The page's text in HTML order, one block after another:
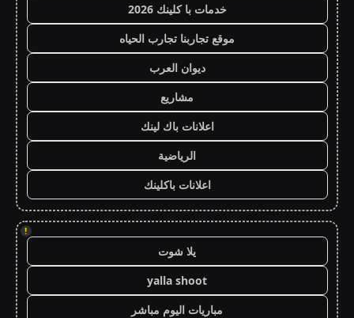
خدمات با كلينك 2026
موقع تجاربنا تجارب الحياه
ديوان العرب
مشاريع
اعلانات باك لينك
الرياضية
اعلانات باكلينك
!
يلا شوت
yalla shoot
مباريات اليوم مباشر